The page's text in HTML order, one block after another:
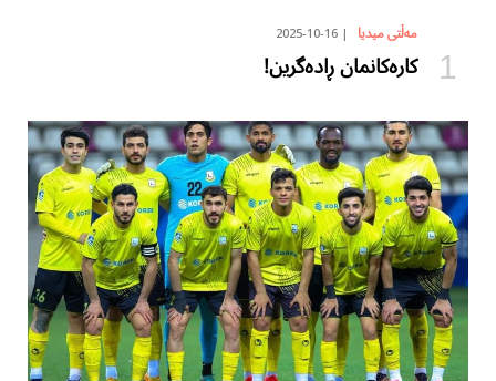
مەڵتی میدیا 2025-10-16
کارەکانمان ڕادەگرین!